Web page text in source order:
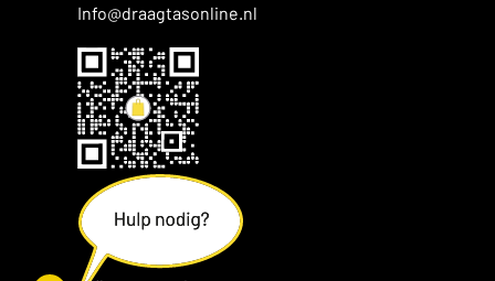
Info@draagtasonline.nl